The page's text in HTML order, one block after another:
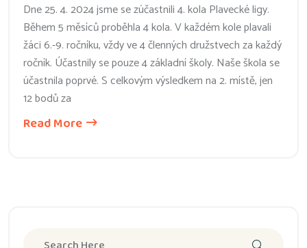
Dne 25. 4. 2024 jsme se zúčastnili 4. kola Plavecké ligy.
Během 5 měsíců proběhla 4 kola. V každém kole plavali
žáci 6.-9. ročníku, vždy ve 4 členných družstvech za každý
ročník. Účastnily se pouze 4 základní školy. Naše škola se
účastnila poprvé. S celkovým výsledkem na 2. místě, jen
12 bodů za
Read More